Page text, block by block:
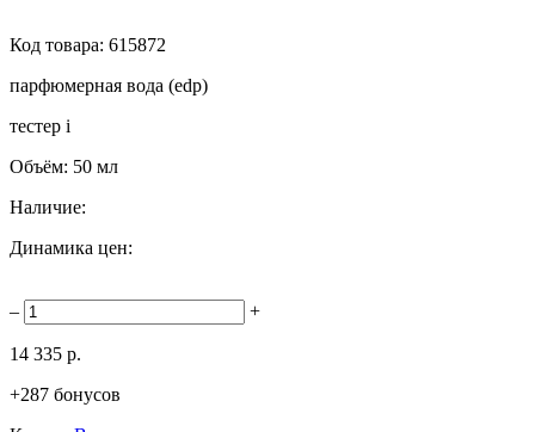
Код товара: 615872
парфюмерная вода (edp)
тестер i
Объём: 50 мл
Наличие:
Динамика цен:
– +
14 335 р.
+287 бонусов